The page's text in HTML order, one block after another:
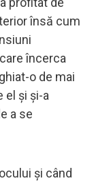
însă cum
încerca
o de mai
el și și-a
a se
și când